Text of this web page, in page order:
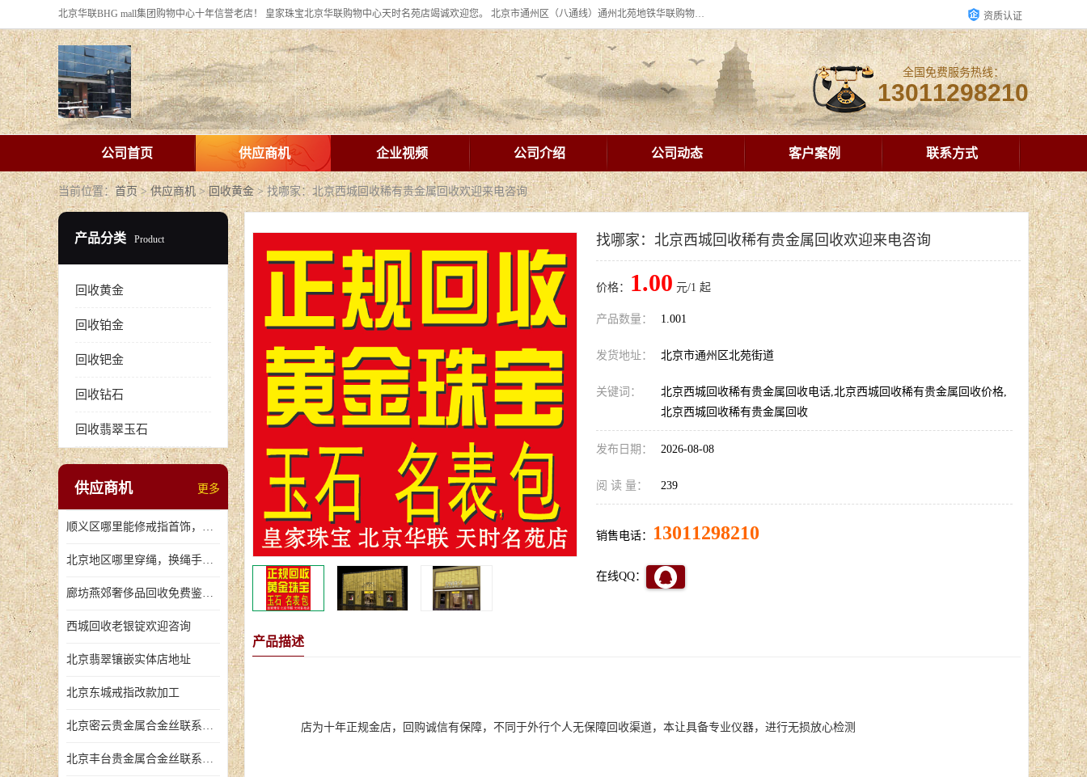
北京华联BHG mall集团购物中心十年信誉老店！ 皇家珠宝北京华联购物中心天时名苑店竭诚欢迎您。 北京市通州区（八通线）通州北苑地铁华联购物中心一层皇家珠宝 北京皇家珠宝通州黄金回收黄金首饰加工店（八通线: 通州北苑地铁华联店）：通州区通州北苑地铁华联购物中心一层皇家珠宝。 资质认证
全国免费服务热线：
13011298210
公司首页 供应商机 企业视频 公司介绍 公司动态 客户案例 联系方式
当前位置： 首页>供应商机 >回收黄金> 找哪家：北京西城回收稀有贵金属回收欢迎来电咨询
产品分类 Product
回收黄金
回收铂金
回收钯金
回收钻石
回收翡翠玉石
供应商机 更多
顺义区哪里能修戒指首饰，爪断裂了
北京地区哪里穿绳，换绳手串的地方
廊坊燕郊奢侈品回收免费鉴定，无手续费回收价格
西城回收老银锭欢迎咨询
北京翡翠镶嵌实体店地址
北京东城戒指改款加工
北京密云贵金属合金丝联系地址
北京丰台贵金属合金丝联系地址
找哪家：北京西城回收稀有贵金属回收欢迎来电咨询
价格： 1.00 元/1 起
产品数量： 1.001
发货地址： 北京市通州区北苑街道
关键词：
北京西城回收稀有贵金属回收电话,北京西城回收稀有贵金属回收价格,
北京西城回收稀有贵金属回收
发布日期： 2026-08-08
阅 读 量： 239
销售电话： 13011298210
在线QQ：
产品描述
店为十年正规金店，回购诚信有保障，不同于外行个人无保障回收渠道，本让具备专业仪器，进行无损放心检测